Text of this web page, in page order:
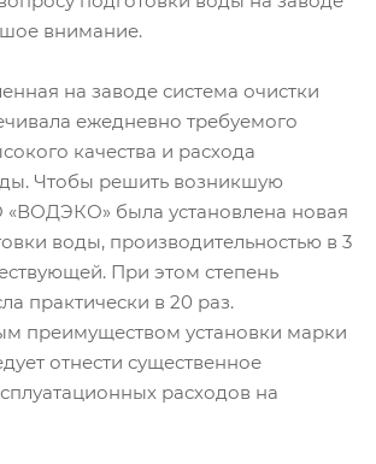
внимание.
на заводе система очистки
ежедневно требуемого
качества и расхода
Чтобы решить возникшую
была установлена новая
воды, производительностью в 3
При этом степень
практически в 20 раз.
преимуществом установки марки
отнести существенное
расходов на